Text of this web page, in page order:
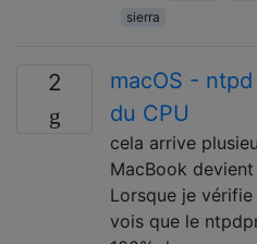
sierra
2
macOS -
du CPU
cela arrive
MacBook
Lorsque je
vois que le